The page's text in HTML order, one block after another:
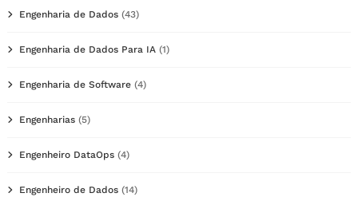
Engenharia de Dados (43)
Engenharia de Dados Para IA (1)
Engenharia de Software (4)
Engenharias (5)
Engenheiro DataOps (4)
Engenheiro de Dados (14)